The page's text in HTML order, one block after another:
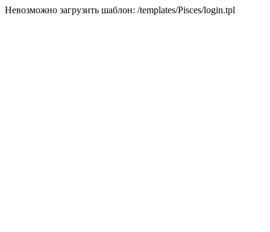
Невозможно загрузить шаблон: /templates/Pisces/login.tpl